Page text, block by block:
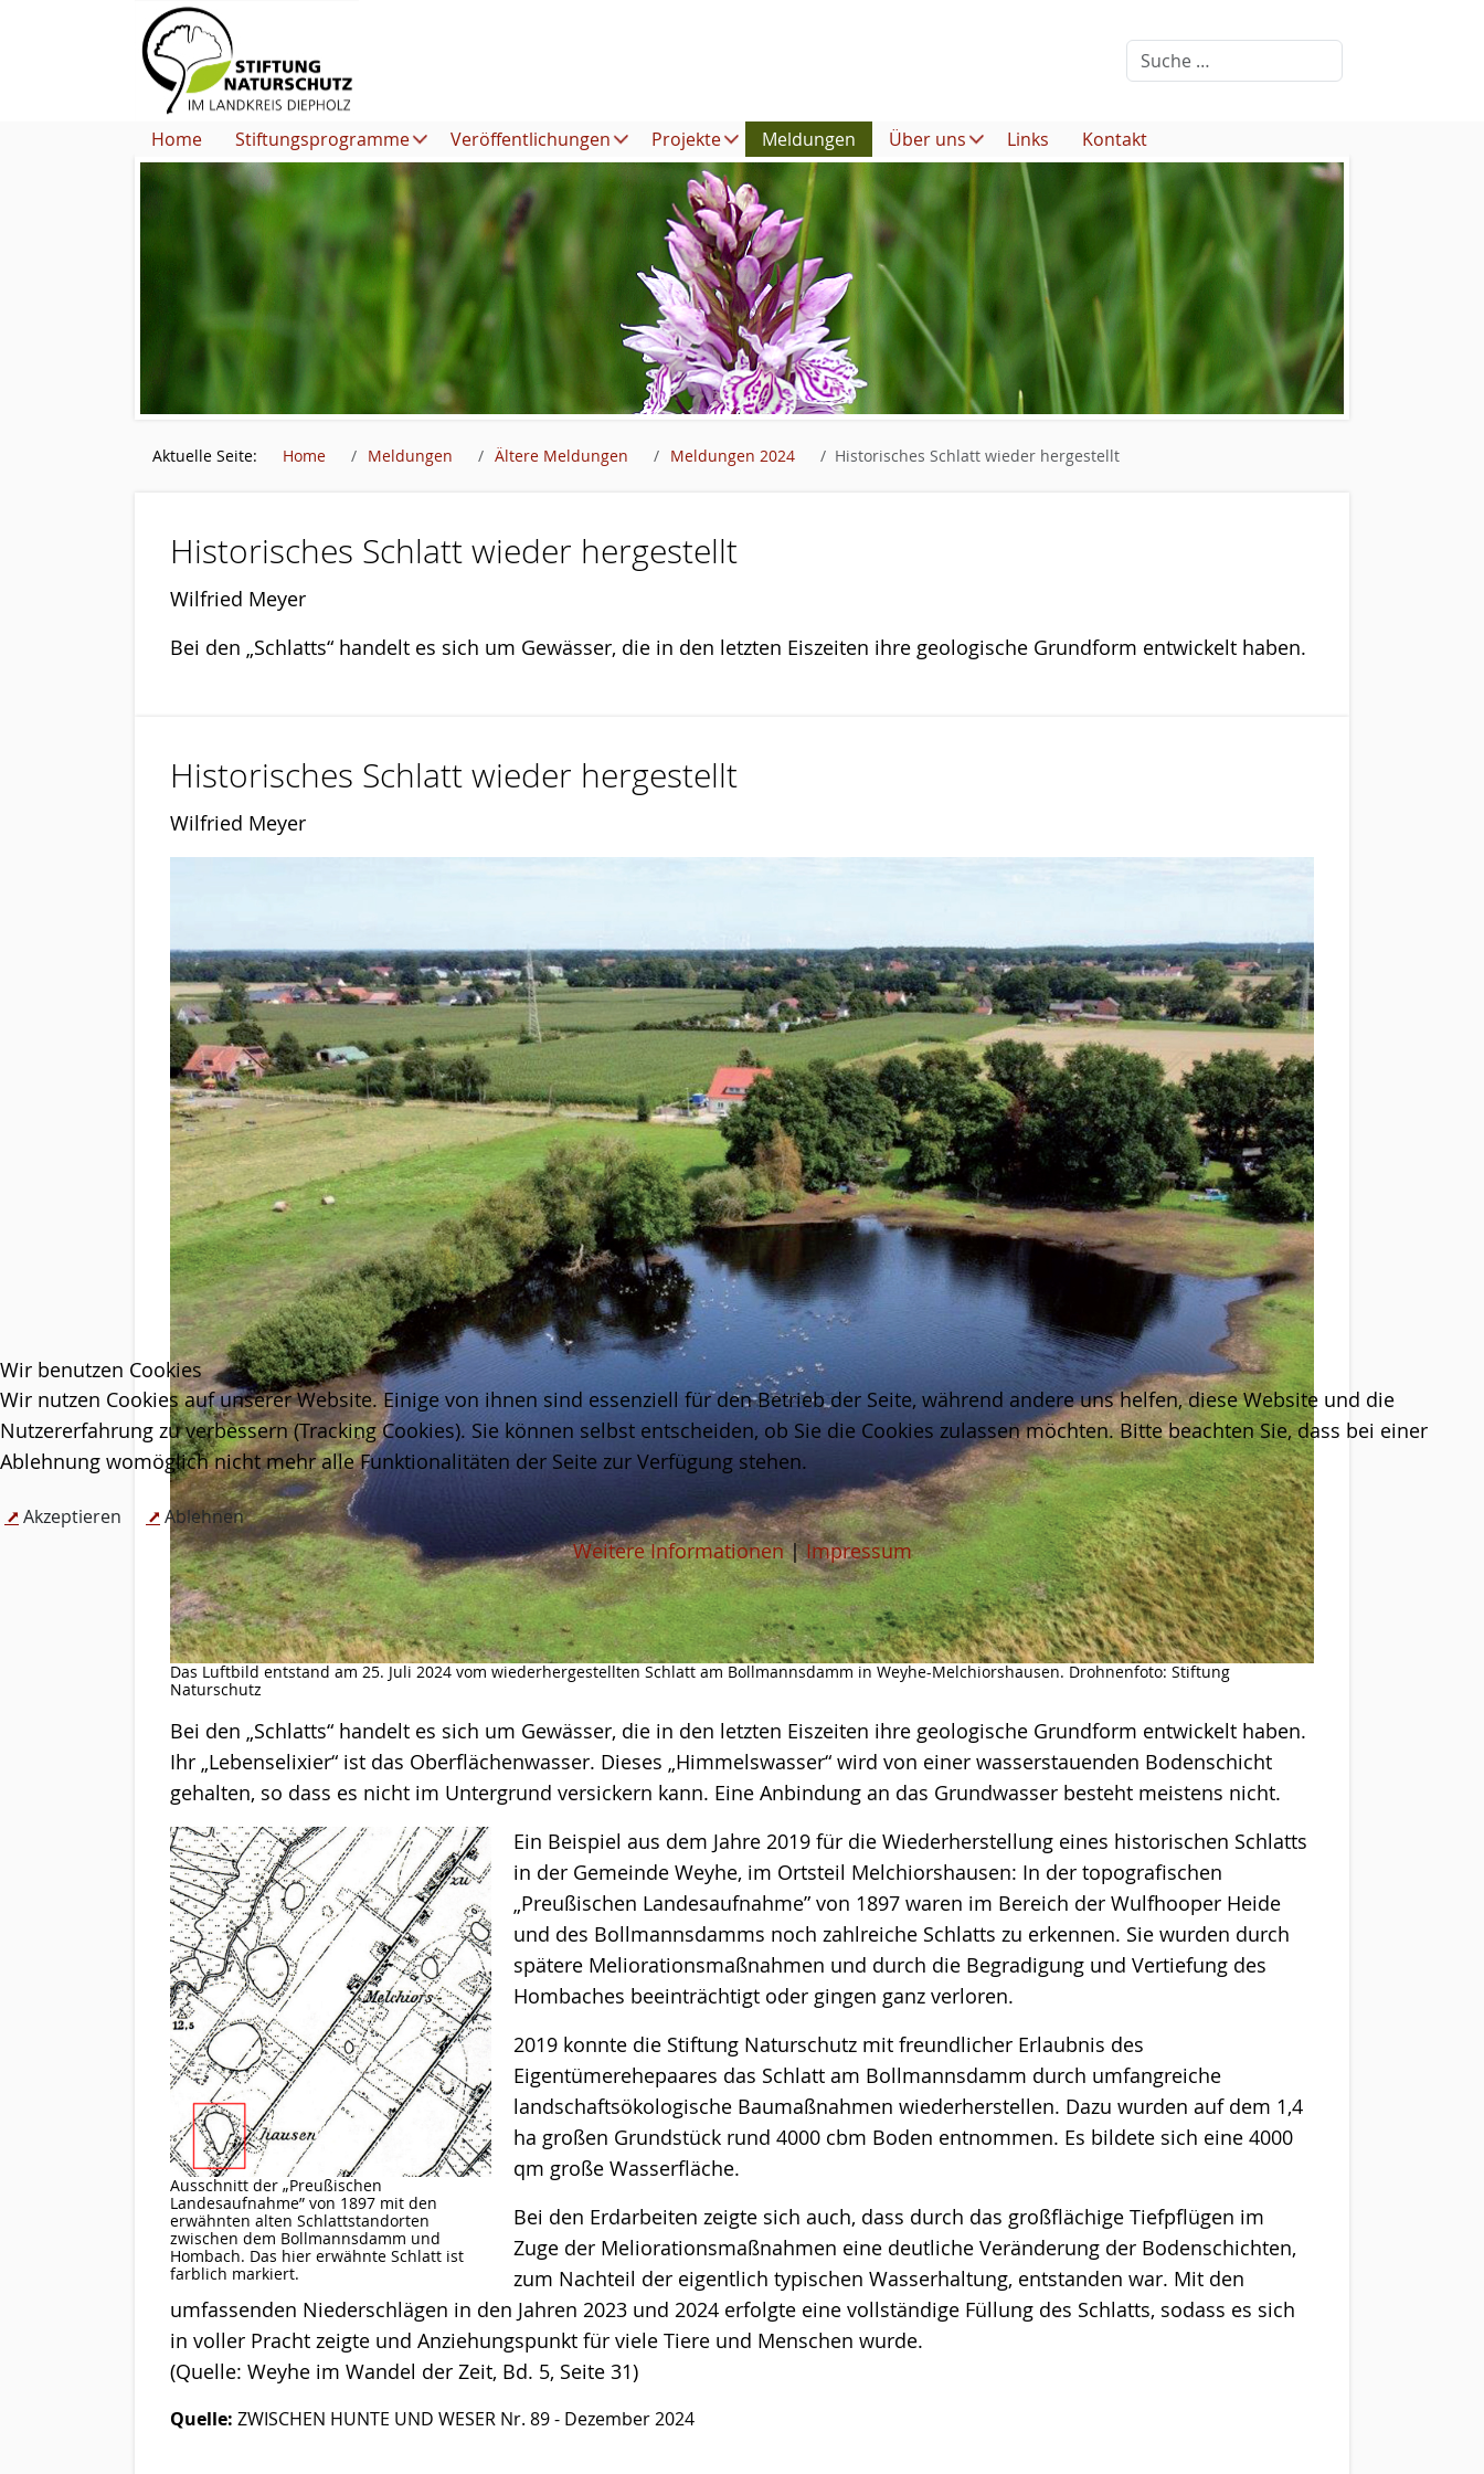
Home Stiftungsprogramme Veröffentlichungen Projekte Meldungen Über uns Links Kontakt
Aktuelle Seite: Home Meldungen Ältere Meldungen Meldungen 2024 Historisches Schlatt wieder hergestellt
Historisches Schlatt wieder hergestellt
Wilfried Meyer
Bei den „Schlatts“ handelt es sich um Gewässer, die in den letzten Eiszeiten ihre geologische Grundform entwickelt haben.
Historisches Schlatt wieder hergestellt
Wilfried Meyer
Das Luftbild entstand am 25. Juli 2024 vom wiederhergestellten Schlatt am Bollmannsdamm in Weyhe-Melchiorshausen. Drohnenfoto: Stiftung
Naturschutz
Bei den „Schlatts“ handelt es sich um Gewässer, die in den letzten Eiszeiten ihre geologische Grundform entwickelt haben.
Ihr „Lebenselixier“ ist das Oberflächenwasser. Dieses „Himmelswasser“ wird von einer wasserstauenden Bodenschicht
gehalten, so dass es nicht im Untergrund versickern kann. Eine Anbindung an das Grundwasser besteht meistens nicht.
Ausschnitt der „Preußischen
Landesaufnahme” von 1897 mit den
erwähnten alten Schlattstandorten
zwischen dem Bollmannsdamm und
Hombach. Das hier erwähnte Schlatt ist
farblich markiert.
Ein Beispiel aus dem Jahre 2019 für die Wiederherstellung eines historischen Schlatts
in der Gemeinde Weyhe, im Ortsteil Melchiorshausen: In der topografischen
„Preußischen Landesaufnahme” von 1897 waren im Bereich der Wulfhooper Heide
und des Bollmannsdamms noch zahlreiche Schlatts zu erkennen. Sie wurden durch
spätere Meliorationsmaßnahmen und durch die Begradigung und Vertiefung des
Hombaches beeinträchtigt oder gingen ganz verloren.
2019 konnte die Stiftung Naturschutz mit freundlicher Erlaubnis des
Eigentümerehepaares das Schlatt am Bollmannsdamm durch umfangreiche
landschaftsökologische Baumaßnahmen wiederherstellen. Dazu wurden auf dem 1,4
ha großen Grundstück rund 4000 cbm Boden entnommen. Es bildete sich eine 4000
qm große Wasserfläche.
Bei den Erdarbeiten zeigte sich auch, dass durch das großflächige Tiefpflügen im
Zuge der Meliorationsmaßnahmen eine deutliche Veränderung der Bodenschichten,
zum Nachteil der eigentlich typischen Wasserhaltung, entstanden war. Mit den
umfassenden Niederschlägen in den Jahren 2023 und 2024 erfolgte eine vollständige Füllung des Schlatts, sodass es sich
in voller Pracht zeigte und Anziehungspunkt für viele Tiere und Menschen wurde.
(Quelle: Weyhe im Wandel der Zeit, Bd. 5, Seite 31)
Quelle: ZWISCHEN HUNTE UND WESER Nr. 89 - Dezember 2024
Wir benutzen Cookies
Wir nutzen Cookies auf unserer Website. Einige von ihnen sind essenziell für den Betrieb der Seite, während andere uns helfen, diese Website und die
Nutzererfahrung zu verbessern (Tracking Cookies). Sie können selbst entscheiden, ob Sie die Cookies zulassen möchten. Bitte beachten Sie, dass bei einer
Ablehnung womöglich nicht mehr alle Funktionalitäten der Seite zur Verfügung stehen.
Akzeptieren Ablehnen
Weitere Informationen|Impressum